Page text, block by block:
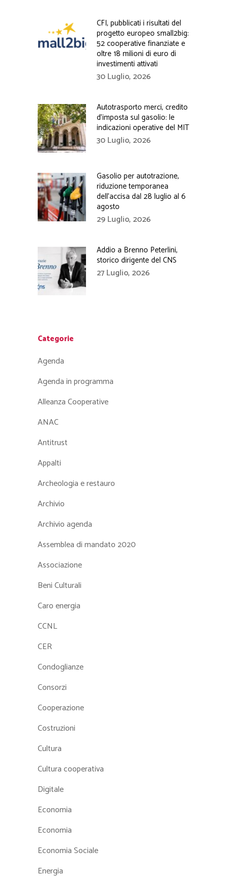
CFI, pubblicati i risultati del
progetto europeo small2big:
52 cooperative finanziate e
oltre 18 milioni di euro di
investimenti attivati
30 Luglio, 2026
Autotrasporto merci, credito
d’imposta sul gasolio: le
indicazioni operative del MIT
30 Luglio, 2026
Gasolio per autotrazione,
riduzione temporanea
dell’accisa dal 28 luglio al 6
agosto
29 Luglio, 2026
Addio a Brenno Peterlini,
storico dirigente del CNS
27 Luglio, 2026
Categorie
Agenda
Agenda in programma
Alleanza Cooperative
ANAC
Antitrust
Appalti
Archeologia e restauro
Archivio
Archivio agenda
Assemblea di mandato 2020
Associazione
Beni Culturali
Caro energia
CCNL
CER
Condoglianze
Consorzi
Cooperazione
Costruzioni
Cultura
Cultura cooperativa
Digitale
Economia
Economia
Economia Sociale
Energia